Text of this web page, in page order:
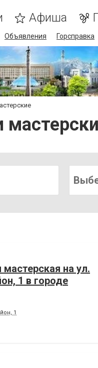
Афиша
Объявления Горсправка
на ул.
1 в городе
1